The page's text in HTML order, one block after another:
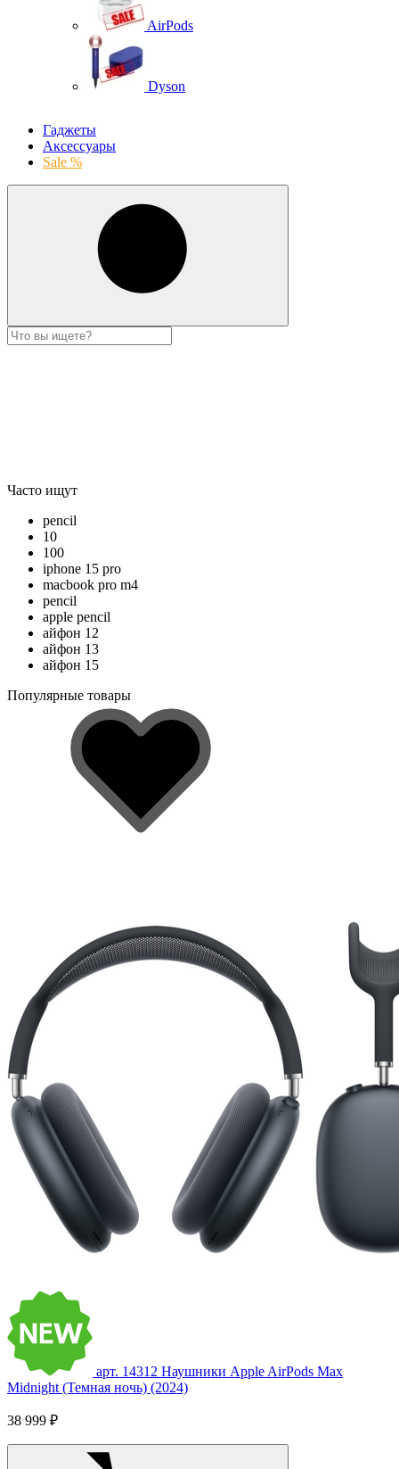
AirPods
Dyson
Гаджеты
Аксессуары
Sale %
Часто ищут
pencil
10
100
iphone 15 pro
macbook pro m4
pencil
apple pencil
айфон 12
айфон 13
айфон 15
Популярные товары
арт. 14312 Наушники Apple AirPods Max
Midnight (Темная ночь) (2024)
38 999 ₽